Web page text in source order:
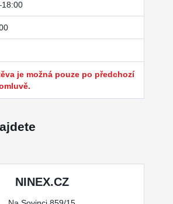
je možná pouze po předchozí
NINEX.CZ